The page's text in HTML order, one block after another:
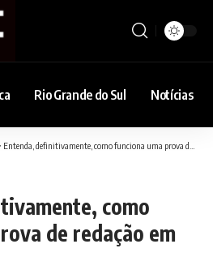
Rio Grande do Sul Notícias
Entenda, definitivamente, como funciona uma prova de redação em um concurso
como
de redação em